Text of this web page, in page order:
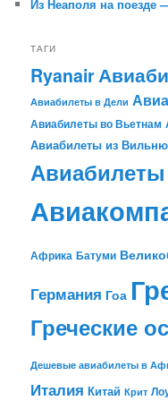
Из Неаполя на поезде
ТАГИ
Ryanair
Авиабилеты в Дели
Авиабилеты во Вьетнам
Авиабилеты из
Африка Батуми
Германия Гоа
Греческие
Дешевые авиабилеты в
Италия Китай Крит